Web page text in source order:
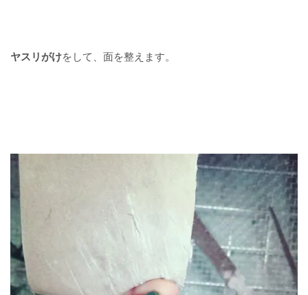
ヤスリがけをして、面を整えます。